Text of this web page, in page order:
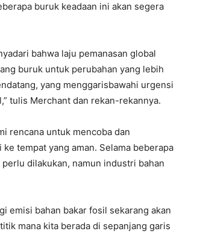
buruk keadaan ini akan segera
bahwa laju pemanasan global
buruk untuk perubahan yang lebih
yang menggarisbawahi urgensi
tulis Merchant dan rekan-rekannya.
rencana untuk mencoba dan
tempat yang aman. Selama beberapa
dilakukan, namun industri bahan
emisi bahan bakar fosil sekarang akan
mana kita berada di sepanjang garis